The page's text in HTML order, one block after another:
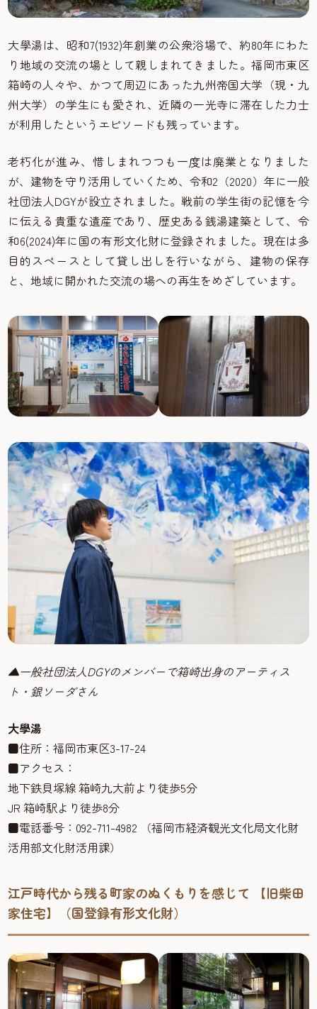
大學湯は、昭和7(1932)年創業の公衆浴場で、約80年にわた
り地域の交流の場として親しまれてきました。福岡市東区
箱崎の人々や、かつて周辺にあった九州帝国大学（現・九
州大学）の学生にも愛され、近隣の一光寺に滞在した力士
が利用したというエピソードも残っています。
老朽化が進み、惜しまれつつも一度は廃業となりました
が、建物を守り活用していくため、令和2（2020）年に一般
社団法人DGYが設立されました。戦前の学生街の記憶を今
に伝える貴重な遺産であり、歴史ある銭湯建築として、令
和6(2024)年に国の有形文化財に登録されました。現在は多
目的スペースとして貸し出しを行いながら、建物の保存
と、地域に開かれた交流の場への再生をめざしています。
▲一般社団法人DGYのメンバーで箱崎出身のアーティス
ト・銀ソーダさん
大學湯
■住所：福岡市東区3-17-24
■アクセス：
地下鉄貝塚線 箱崎九大前より徒歩5分
JR 箱崎駅より徒歩8分
■電話番号：092-711-4982 （福岡市経済観光文化局文化財
活用部文化財活用課）
江戸時代から残る町家のぬくもりを感じて 【旧柴田
家住宅】（国登録有形文化財）